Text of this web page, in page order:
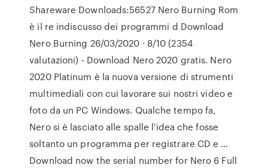
Shareware Downloads:56527 Nero Burning Rom
è il re indiscusso dei programmi d Download
Nero Burning 26/03/2020 · 8/10 (2354
valutazioni) - Download Nero 2020 gratis. Nero
2020 Platinum è la nuova versione di strumenti
multimediali con cui lavorare sui nostri video e
foto da un PC Windows. Qualche tempo fa,
Nero si è lasciato alle spalle l'idea che fosse
soltanto un programma per registrare CD e …
Download now the serial number for Nero 6 Full